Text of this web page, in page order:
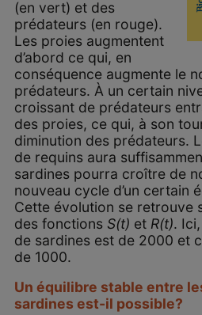
(en vert) et des
prédateurs (en rouge).
Les proies augmentent
d’abord ce qui, en
conséquence augmente le
prédateurs. À un certain
croissant de prédateurs
des proies, ce qui, à son
diminution des prédateurs.
de requins aura
sardines pourra croître de
nouveau cycle d’un certain
Cette évolution se retrouve
des fonctions S(t) et R(t).
de sardines est de 2000 et
de 1000.
Un équilibre stable entre
sardines est-il possible?